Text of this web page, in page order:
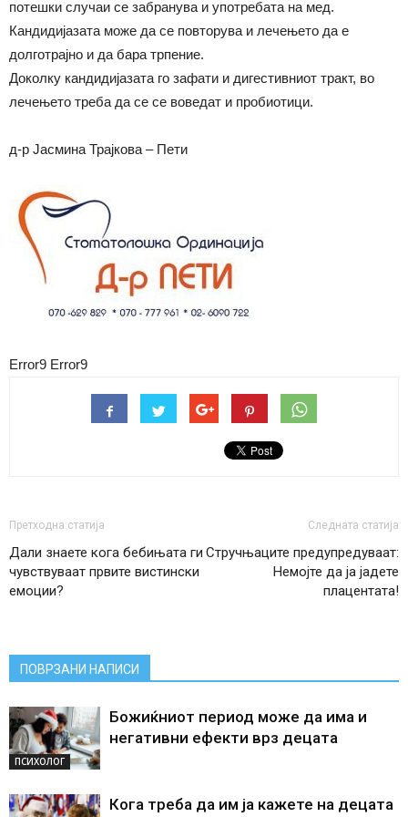
потешки случаи се забранува и употребата на мед.
Кандидијазата може да се повторува и лечењето да е
долготрајно и да бара трпение.
Доколку кандидијазата го зафати и дигестивниот тракт, во
лечењето треба да се се воведат и пробиотици.
д-р Јасмина Трајкова – Пети
Error9 Error9
Претходна статија
Дали знаете кога бебињата ги
чувствуваат првите вистински
емоции?
Следната статија
Стручњаците предупредуваат:
Немојте да ја јадете
плацентата!
ПОВРЗАНИ НАПИСИ
ПСИХОЛОГ
Божиќниот период може да има и
негативни ефекти врз децата
Кога треба да им ја кажете на децата